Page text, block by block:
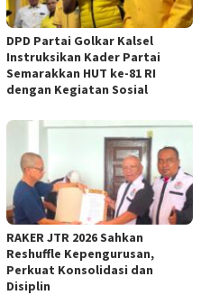
DPD Partai Golkar Kalsel
Instruksikan Kader Partai
Semarakkan HUT ke-81 RI
dengan Kegiatan Sosial
RAKER JTR 2026 Sahkan
Reshuffle Kepengurusan,
Perkuat Konsolidasi dan
Disiplin